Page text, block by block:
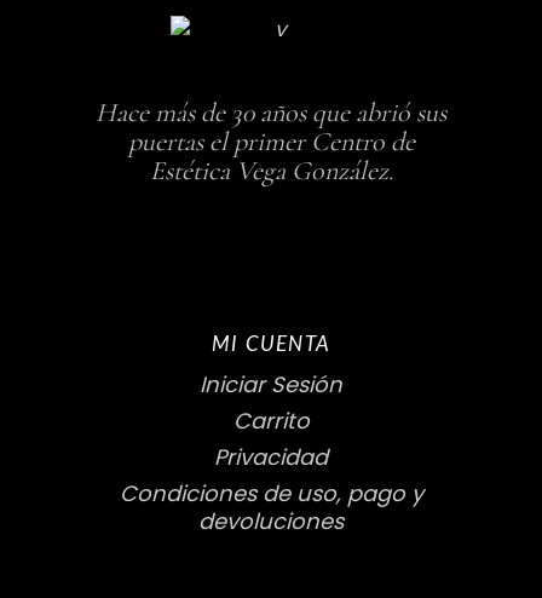
Hace más de 30 años que abrió sus
puertas el primer Centro de
Estética Vega González.
MI CUENTA
Iniciar Sesión
Carrito
Privacidad
Condiciones de uso, pago y
devoluciones